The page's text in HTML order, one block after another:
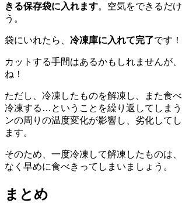
きる保存袋に入れます。空気をできるだ
う。
袋にいれたら、 冷凍庫に入れて完了です！
カットする手間はあるかもしれませんが
ね！
ただし、冷凍したものを解凍し、また食
冷凍する…ということを繰り返してしま
ンの周りの温度変化が影響し、劣化して
ます。
そのため、一度冷凍して解凍したものは
なく早めに食べきってしまいましょう。
まとめ